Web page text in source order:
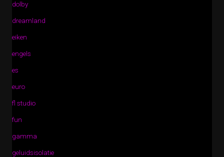
dolby
dreamland
eiken
engels
es
euro
fl studio
fun
gamma
geluidsisolatie